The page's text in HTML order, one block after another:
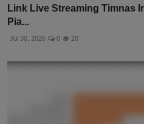
Link Live Streaming Timnas
Pia...
Jul 30, 2026 0 20